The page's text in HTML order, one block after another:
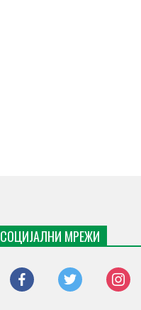
СОЦИЈАЛНИ МРЕЖИ
facebook twitter